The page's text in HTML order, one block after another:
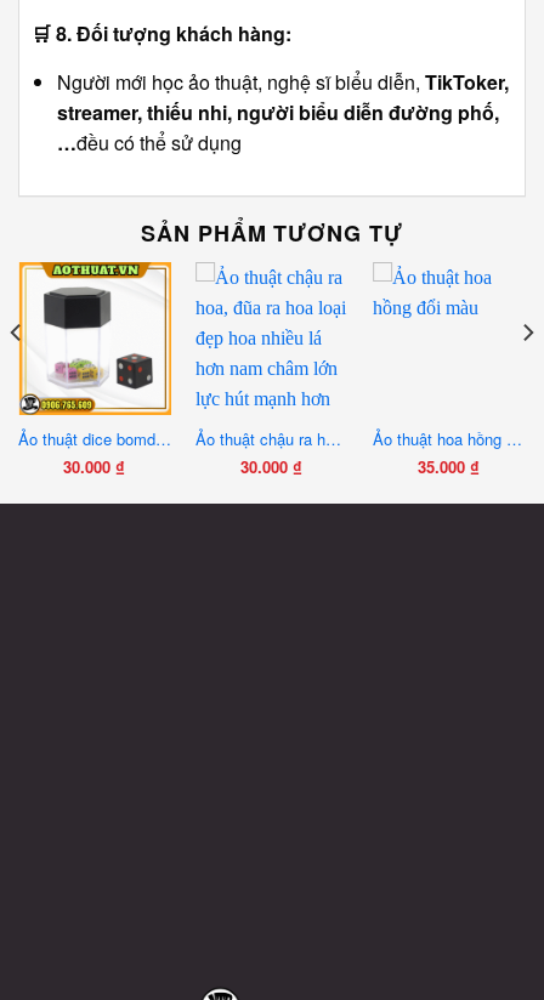
🛒8. Đối tượng khách hàng:
Người mới học ảo thuật, nghệ sĩ biểu diễn, TikToker,
streamer, thiếu nhi, người biểu diễn đường phố,
…đều có thể sử dụng
SẢN PHẨM TƯƠNG TỰ
Ảo thuật dice bomd, xí ngầu to hóa nhỏ size lớn loại tốt nam châm lớn hút mạnh giữ xí ngầu lớn chắc hơn
30.000₫
Ảo thuật chậu ra hoa, đũa ra hoa loại đẹp hoa nhiều lá hơn nam châm lớn lực hút mạnh hơn chuẩn hơn
30.000₫
Ảo thuật hoa hồng đổi màu
35.000₫